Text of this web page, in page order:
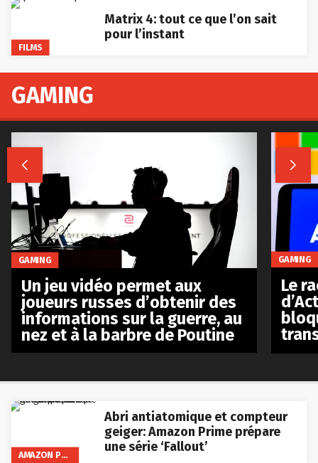
FILMS
Matrix 4: tout ce que l’on sait
pour l’instant
AMAZON PRIME VIDEO
Abri antiatomique et compteur
geiger: Amazon Prime prépare
une série ‘Fallout’
GAMING
 
GAMING
Un jeu vidéo permet aux
joueurs russes d’obtenir des
informations sur la guerre, au
nez et à la barbre de Poutine
GAMING
Le